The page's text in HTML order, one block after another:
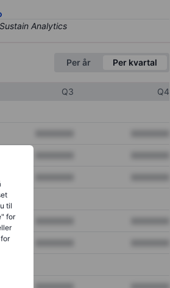
til
for
Per år Per kvartal
Q3
Q4